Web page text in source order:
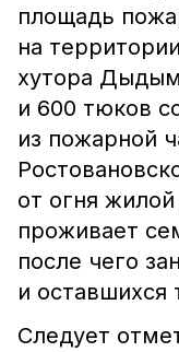
площадь
на
хутора
и 600 тюков
из пожарной
от огня
проживает
после чего
и
Следует